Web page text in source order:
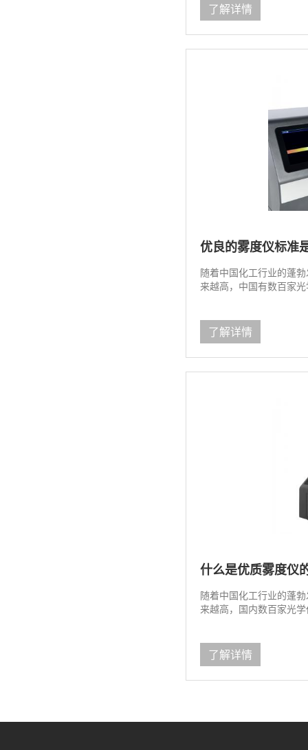
了解详情
优良的雾度仪标准
随着中国化工行业的蓬
来越高，中国有数百家
了解详情
什么是优质雾度仪
随着中国化工行业的蓬
来越高，国内数百家光
了解详情